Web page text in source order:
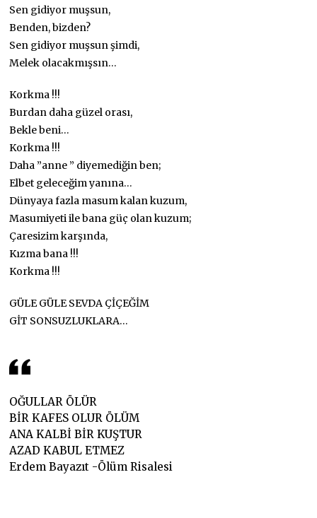
Sen gidiyor muşsun,
Benden, bizden?
Sen gidiyor muşsun şimdi,
Melek olacakmışsın…
Korkma !!!
Burdan daha güzel orası,
Bekle beni…
Korkma !!!
Daha ”anne ” diyemediğin ben;
Elbet geleceğim yanına…
Dünyaya fazla masum kalan kuzum,
Masumiyeti ile bana güç olan kuzum;
Çaresizim karşında,
Kızma bana !!!
Korkma !!!
GÜLE GÜLE SEVDA ÇİÇEĞİM
GİT SONSUZLUKLARA…
OĞULLAR ÖLÜR
BİR KAFES OLUR ÖLÜM
ANA KALBİ BİR KUŞTUR
AZAD KABUL ETMEZ
Erdem Bayazıt -Ölüm Risalesi